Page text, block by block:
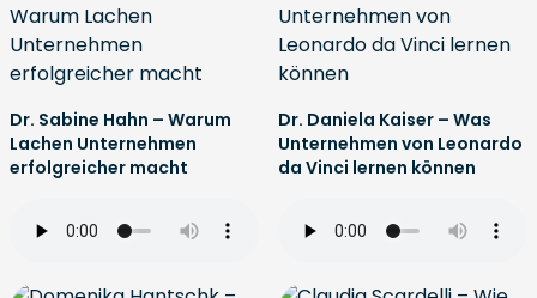
Dr. Sabine Hahn – Warum
Lachen Unternehmen
erfolgreicher macht
Dr. Daniela Kaiser – Was
Unternehmen von Leonardo
da Vinci lernen können